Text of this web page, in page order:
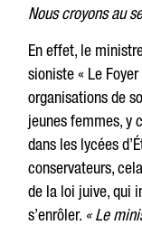
Nous croyons au
En effet, le
sioniste « Le
organisations de
jeunes femmes, y
dans les lycées
conservateurs,
de la loi juive, qui
s’enrôler. « Le